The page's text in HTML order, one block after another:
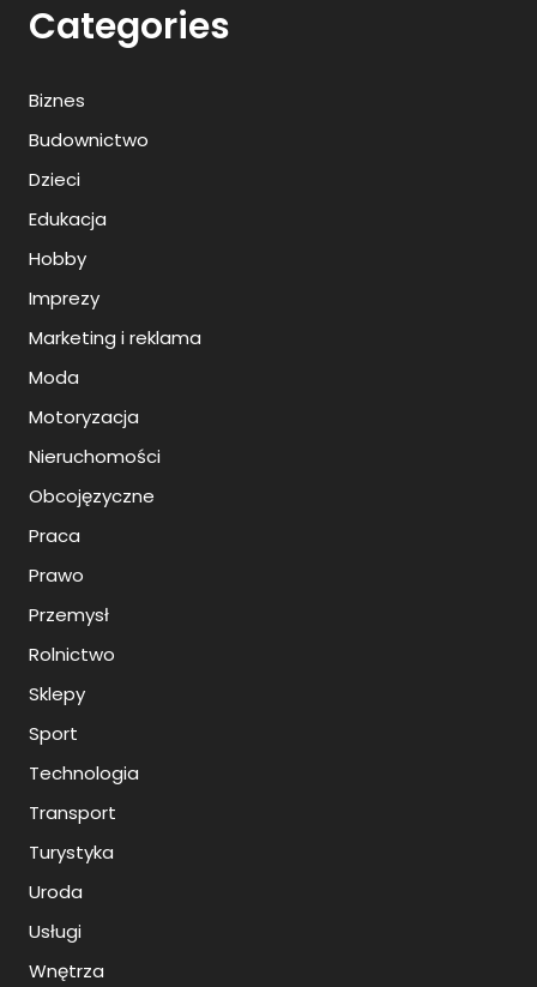
Categories
Biznes
Budownictwo
Dzieci
Edukacja
Hobby
Imprezy
Marketing i reklama
Moda
Motoryzacja
Nieruchomości
Obcojęzyczne
Praca
Prawo
Przemysł
Rolnictwo
Sklepy
Sport
Technologia
Transport
Turystyka
Uroda
Usługi
Wnętrza